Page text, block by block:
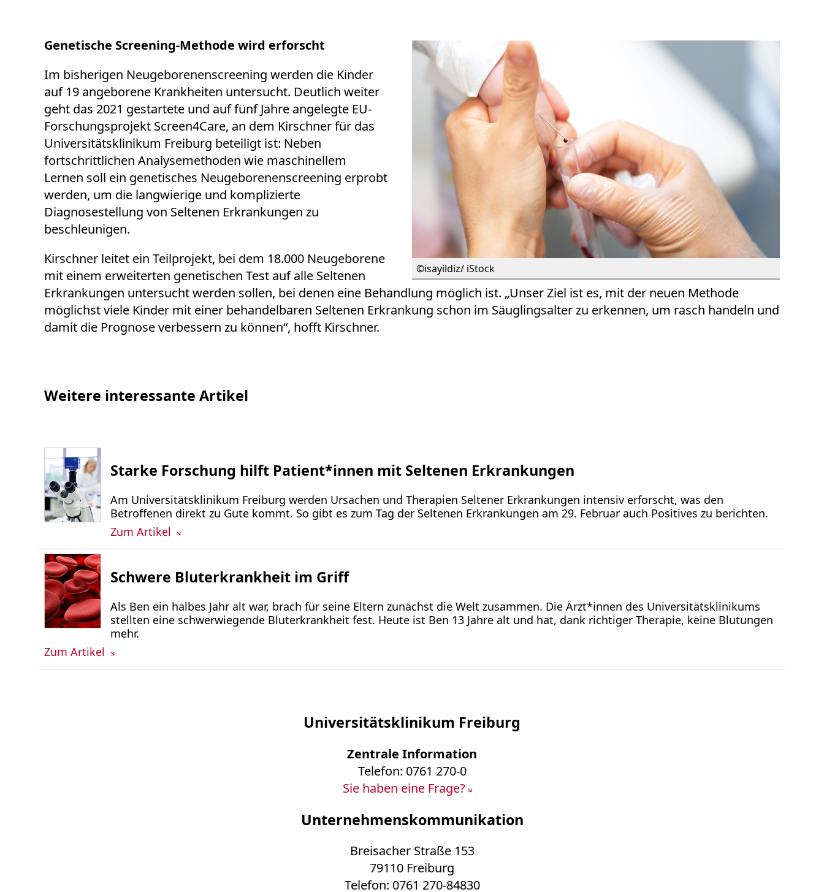
©isayildiz/ iStock
Genetische Screening-Methode wird erforscht
Im bisherigen Neugeborenenscreening werden die Kinder
auf 19 angeborene Krankheiten untersucht. Deutlich weiter
geht das 2021 gestartete und auf fünf Jahre angelegte EU-
Forschungsprojekt Screen4Care, an dem Kirschner für das
Universitätsklinikum Freiburg beteiligt ist: Neben
fortschrittlichen Analysemethoden wie maschinellem
Lernen soll ein genetisches Neugeborenenscreening erprobt
werden, um die langwierige und komplizierte
Diagnosestellung von Seltenen Erkrankungen zu
beschleunigen.
Kirschner leitet ein Teilprojekt, bei dem 18.000 Neugeborene
mit einem erweiterten genetischen Test auf alle Seltenen
Erkrankungen untersucht werden sollen, bei denen eine Behandlung möglich ist. „Unser Ziel ist es, mit der neuen Methode
möglichst viele Kinder mit einer behandelbaren Seltenen Erkrankung schon im Säuglingsalter zu erkennen, um rasch handeln und
damit die Prognose verbessern zu können“, hofft Kirschner.
Weitere interessante Artikel
Starke Forschung hilft Patient*innen mit Seltenen Erkrankungen
Am Universitätsklinikum Freiburg werden Ursachen und Therapien Seltener Erkrankungen intensiv erforscht, was den
Betroffenen direkt zu Gute kommt. So gibt es zum Tag der Seltenen Erkrankungen am 29. Februar auch Positives zu berichten.
Zum Artikel
Schwere Bluterkrankheit im Griff
Als Ben ein halbes Jahr alt war, brach für seine Eltern zunächst die Welt zusammen. Die Ärzt*innen des Universitätsklinikums
stellten eine schwerwiegende Bluterkrankheit fest. Heute ist Ben 13 Jahre alt und hat, dank richtiger Therapie, keine Blutungen
mehr.
Zum Artikel
Universitätsklinikum Freiburg
Zentrale Information
Telefon: 0761 270-0
Sie haben eine Frage?
Unternehmenskommunikation
Breisacher Straße 153
79110 Freiburg
Telefon: 0761 270-84830